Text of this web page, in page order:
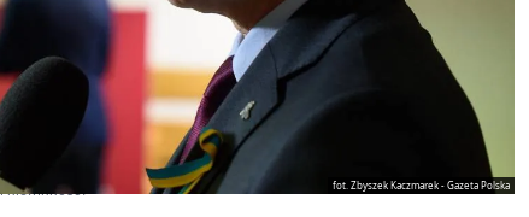
fot. Zbyszek Kaczmarek - Gazeta Polska
niewinność?